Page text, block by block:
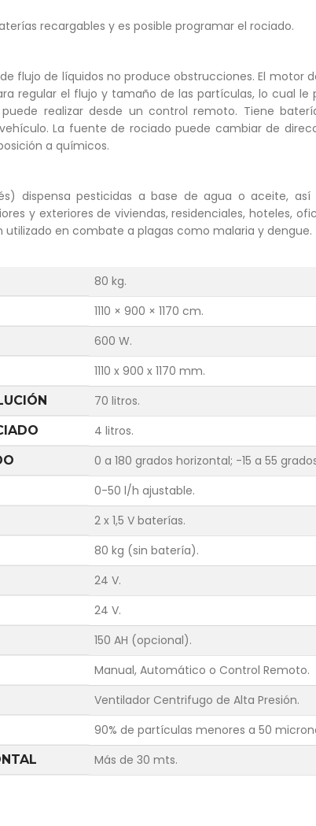
recargables y es posible programar el rociado.
flujo de líquidos no produce obstrucciones. El motor
regular el flujo y tamaño de las partículas, lo cual
realizar desde un control remoto. Tiene
La fuente de rociado puede cambiar de
a químicos.
dispensa pesticidas a base de agua o aceite,
y exteriores de viviendas, residenciales, hoteles,
en combate a plagas como malaria y dengue.
80 kg.
1110 × 900 × 1170 cm.
600 W.
1110 x 900 x 1170 mm.
70 litros.
4 litros.
0 a 180 grados horizontal; -15 a 55
0-50 l/h ajustable.
2 x 1,5 V baterías.
80 kg (sin batería).
24 V.
24 V.
150 AH (opcional).
Manual, Automático o Control Remoto.
Ventilador Centrifugo de Alta Presión.
90% de partículas menores a 50
Más de 30 mts.